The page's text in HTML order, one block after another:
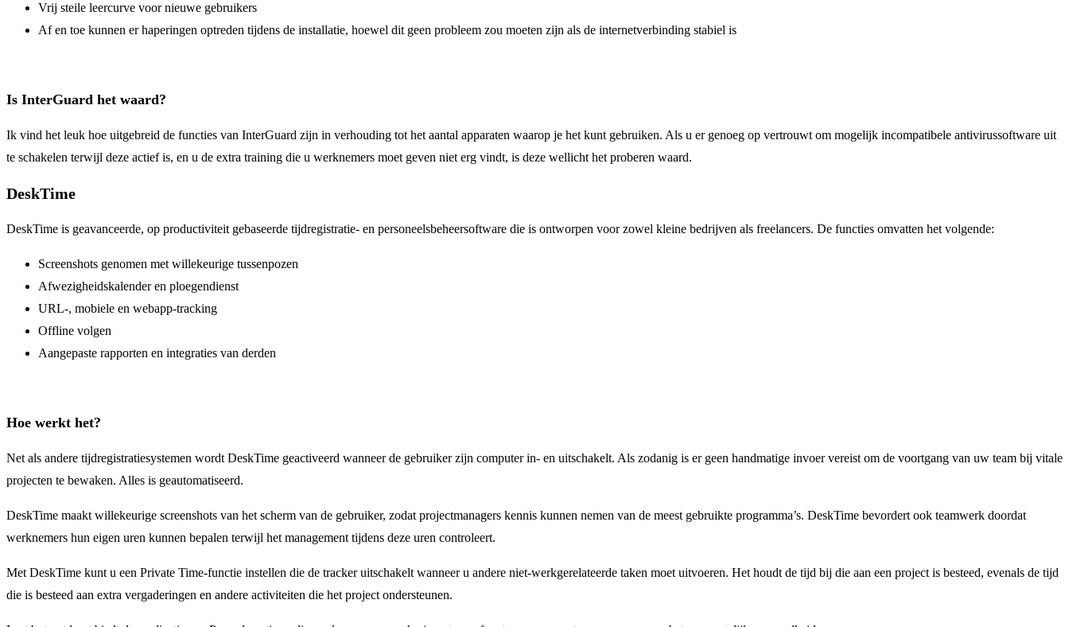
Vrij steile leercurve voor nieuwe gebruikers
Af en toe kunnen er haperingen optreden tijdens de installatie, hoewel dit geen probleem zou moeten zijn als de internetverbinding stabiel is
Is InterGuard het waard?
Ik vind het leuk hoe uitgebreid de functies van InterGuard zijn in verhouding tot het aantal apparaten waarop je het kunt gebruiken. Als u er genoeg op vertrouwt om mogelijk incompatibele antivirussoftware uit
te schakelen terwijl deze actief is, en u de extra training die u werknemers moet geven niet erg vindt, is deze wellicht het proberen waard.
DeskTime
DeskTime is geavanceerde, op productiviteit gebaseerde tijdregistratie- en personeelsbeheersoftware die is ontworpen voor zowel kleine bedrijven als freelancers. De functies omvatten het volgende:
Screenshots genomen met willekeurige tussenpozen
Afwezigheidskalender en ploegendienst
URL-, mobiele en webapp-tracking
Offline volgen
Aangepaste rapporten en integraties van derden
Hoe werkt het?
Net als andere tijdregistratiesystemen wordt DeskTime geactiveerd wanneer de gebruiker zijn computer in- en uitschakelt. Als zodanig is er geen handmatige invoer vereist om de voortgang van uw team bij vitale
projecten te bewaken. Alles is geautomatiseerd.
DeskTime maakt willekeurige screenshots van het scherm van de gebruiker, zodat projectmanagers kennis kunnen nemen van de meest gebruikte programma’s. DeskTime bevordert ook teamwerk doordat
werknemers hun eigen uren kunnen bepalen terwijl het management tijdens deze uren controleert.
Met DeskTime kunt u een Private Time-functie instellen die de tracker uitschakelt wanneer u andere niet-werkgerelateerde taken moet uitvoeren. Het houdt de tijd bij die aan een project is besteed, evenals de tijd
die is besteed aan extra vergaderingen en andere activiteiten die het project ondersteunen.